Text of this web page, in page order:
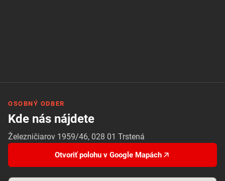
OSOBNÝ ODBER
Kde nás nájdete
Železničiarov 1959/46, 028 01 Trstená
Otvoriť polohu v Google Mapách